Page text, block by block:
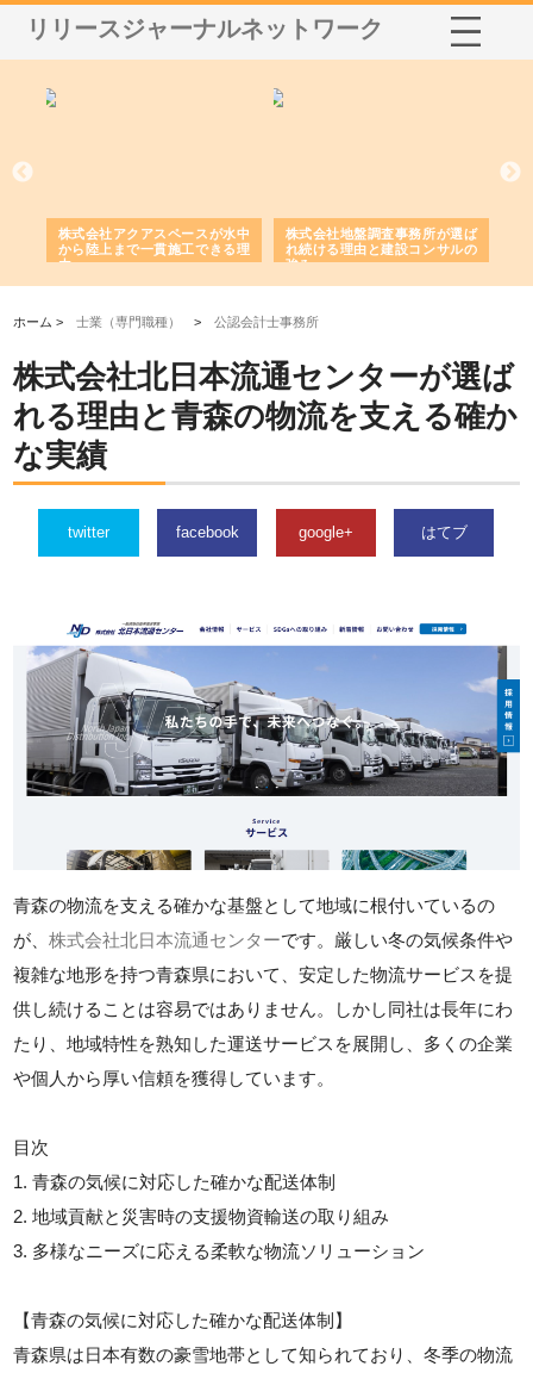
リリースジャーナルネットワーク
株式会社アクアスペースが水中
から陸上まで一貫施工できる理
由
株式会社地盤調査事務所が選ば
れ続ける理由と建設コンサルの
強み
ホーム >士業（専門職種） >公認会計士事務所
株式会社北日本流通センターが選ば
れる理由と青森の物流を支える確か
な実績
twitter facebook google+ はてブ
青森の物流を支える確かな基盤として地域に根付いているの
が、株式会社北日本流通センターです。厳しい冬の気候条件や
複雑な地形を持つ青森県において、安定した物流サービスを提
供し続けることは容易ではありません。しかし同社は長年にわ
たり、地域特性を熟知した運送サービスを展開し、多くの企業
や個人から厚い信頼を獲得しています。
目次
1. 青森の気候に対応した確かな配送体制
2. 地域貢献と災害時の支援物資輸送の取り組み
3. 多様なニーズに応える柔軟な物流ソリューション
【青森の気候に対応した確かな配送体制】
青森県は日本有数の豪雪地帯として知られており、冬季の物流